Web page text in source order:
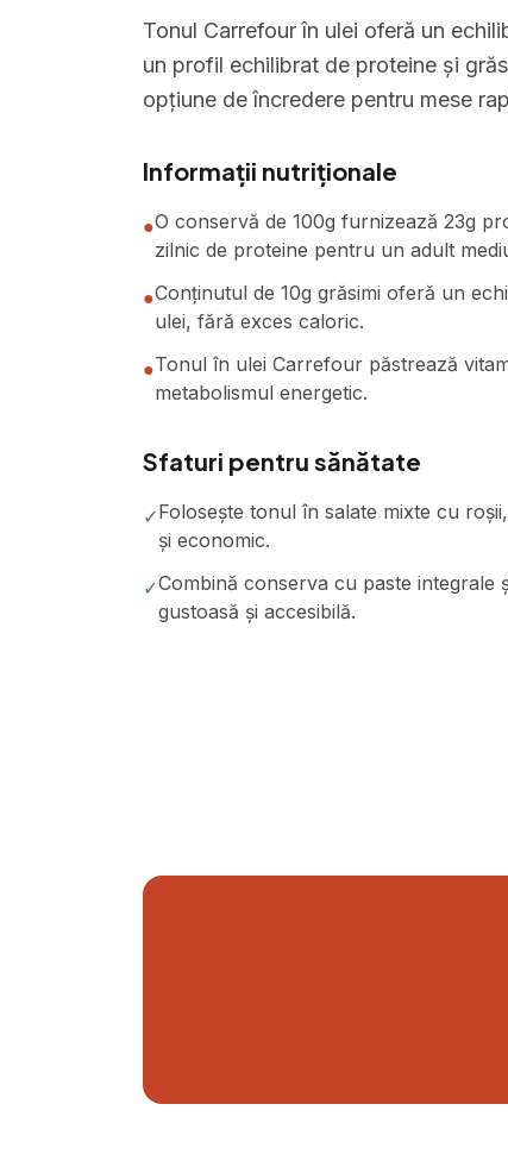
Tonul Carrefour în ulei oferă un
un profil echilibrat de proteine și
opțiune de încredere pentru mese
Informații nutriționale
●O conservă de 100g furnizează 23g
zilnic de proteine pentru un adult
●Conținutul de 10g grăsimi oferă un
ulei, fără exces caloric.
●Tonul în ulei Carrefour păstrează
metabolismul energetic.
Sfaturi pentru sănătate
✓Folosește tonul în salate mixte cu
și economic.
✓Combină conserva cu paste integrale
gustoasă și accesibilă.